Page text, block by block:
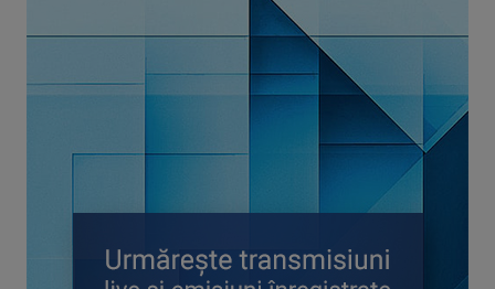
EXCLUSIV ÎN ROMÂNIAUn serial TV dedicat călătoriilor şi ...